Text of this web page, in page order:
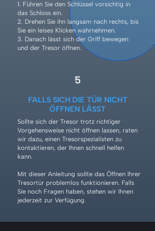
1. Führen Sie den Schlüssel vorsichtig in
das Schloss ein.
2. Drehen Sie ihn langsam nach rechts, bis
Sie ein leises Klicken wahrnehmen.
3. Danach lässt sich der Griff bewegen
und der Tresor öffnen.
5
FALLS SICH DIE TÜR NICHT
ÖFFNEN LÄSST
Sollte sich der Tresor trotz richtiger
Vorgehensweise nicht öffnen lassen, raten
wir dazu, einen Tresorspezialisten zu
kontaktieren, der Ihnen schnell helfen
kann.
Mit dieser Anleitung sollte das Öffnen Ihrer
Tresortür problemlos funktionieren. Falls
Sie noch Fragen haben, stehen wir Ihnen
jederzeit zur Verfügung.